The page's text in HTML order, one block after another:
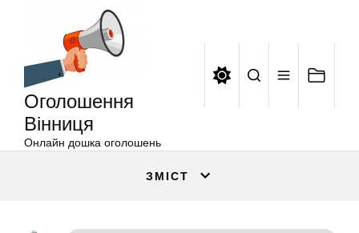
Оголошення
Вінниця
Онлайн дошка оголошень
ЗМІСТ